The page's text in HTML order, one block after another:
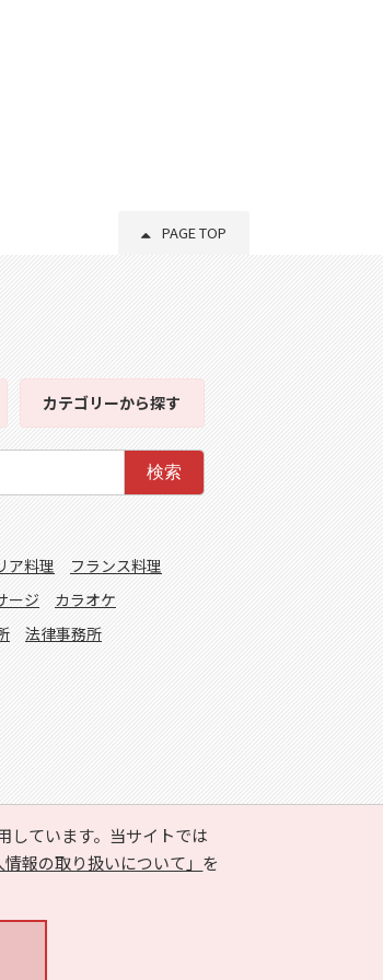
PAGE TOP
しています。当サイトでは
報の取り扱いについて」 を
カテゴリーから探す
検索
ア料理
フランス料理
ージ
カラオケ
法律事務所